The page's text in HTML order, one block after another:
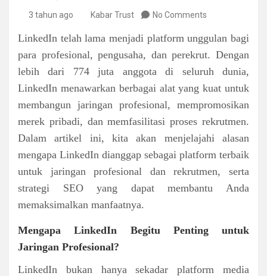
3 tahun ago Kabar Trust No Comments
LinkedIn telah lama menjadi platform unggulan bagi
para profesional, pengusaha, dan perekrut. Dengan
lebih dari 774 juta anggota di seluruh dunia,
LinkedIn menawarkan berbagai alat yang kuat untuk
membangun jaringan profesional, mempromosikan
merek pribadi, dan memfasilitasi proses rekrutmen.
Dalam artikel ini, kita akan menjelajahi alasan
mengapa LinkedIn dianggap sebagai platform terbaik
untuk jaringan profesional dan rekrutmen, serta
strategi SEO yang dapat membantu Anda
memaksimalkan manfaatnya.
Mengapa LinkedIn Begitu Penting untuk
Jaringan Profesional?
LinkedIn bukan hanya sekadar platform media